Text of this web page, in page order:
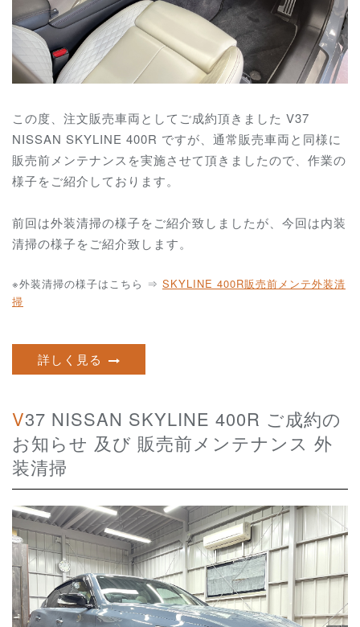
この度、注文販売車両としてご成約頂きました V37
NISSAN SKYLINE 400R ですが、通常販売車両と同様に
販売前メンテナンスを実施させて頂きましたので、作業の
様子をご紹介しております。
前回は外装清掃の様子をご紹介致しましたが、今回は内装
清掃の様子をご紹介致します。
※外装清掃の様子はこちら ⇒ SKYLINE 400R販売前メンテ外装清
掃
詳しく見る
V37 NISSAN SKYLINE 400R ご成約の
お知らせ 及び 販売前メンテナンス 外
装清掃